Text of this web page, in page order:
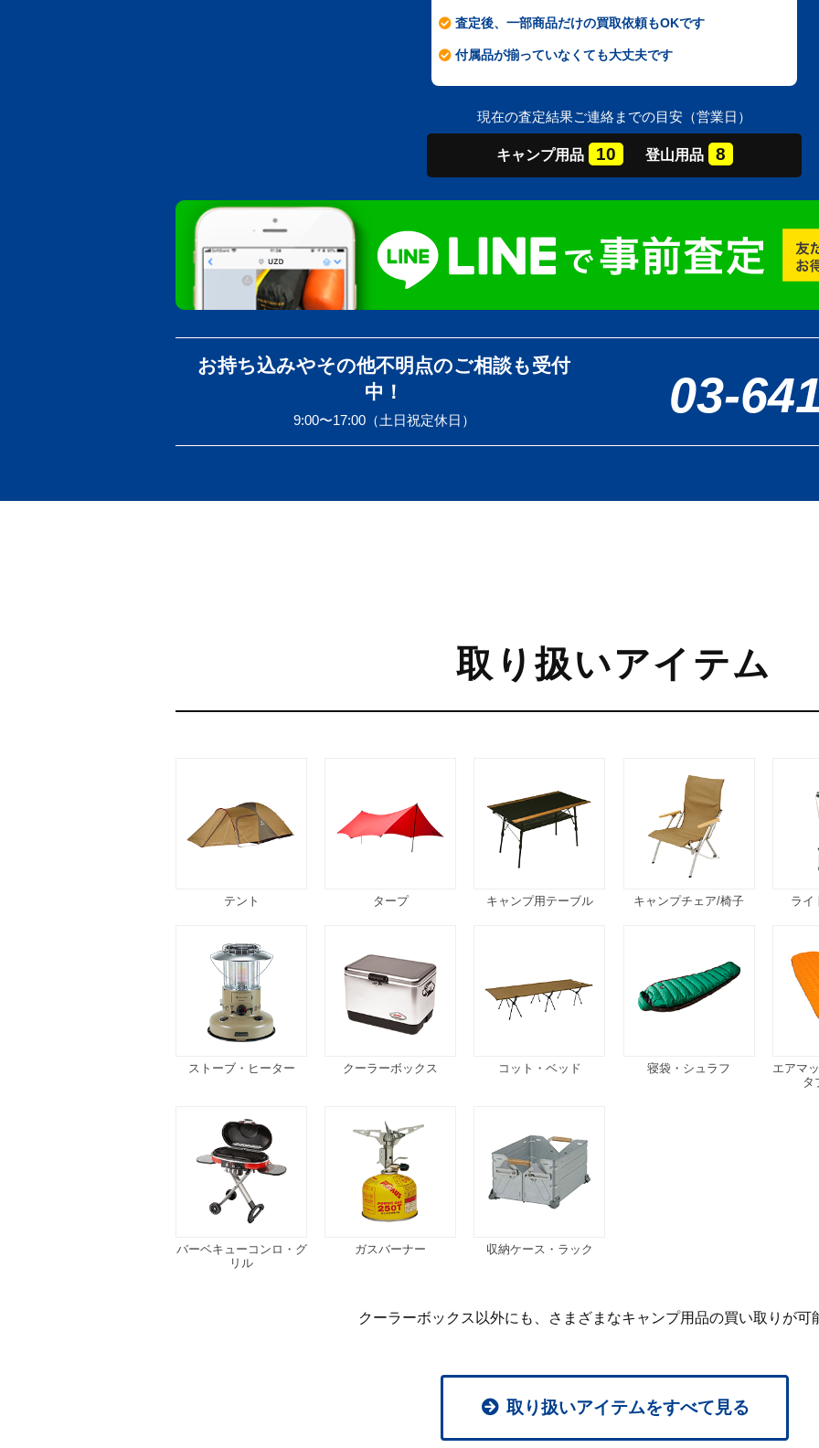
査定後、一部商品だけの買取依頼もOKです
付属品が揃っていなくても大丈夫です
現在の査定結果ご連絡までの目安（営業日）
キャンプ用品 10 登山用品 8
お持ち込みやその他不明点のご相談も受付
中！
9:00〜17:00（土日祝定休日） 03-
取り扱いアイテム
テント タープ キャンプ用テーブル キャンプチェア/椅子 ライ
ストーブ・ヒーター クーラーボックス コット・ベッド 寝袋・シュラフ
エアマ
タ
バーベキューコンロ・グ
リル
ガスバーナー 収納ケース・ラック
クーラーボックス以外にも、 さまざまなキャンプ用品の買い取りが可
取り扱いアイテムをすべて見る